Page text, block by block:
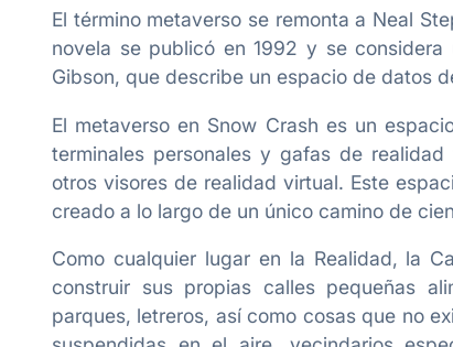
El término metaverso se remonta a Neal
novela se publicó en 1992 y se
Gibson, que describe un espacio de datos
El metaverso en Snow Crash es un
terminales personales y gafas de
otros visores de realidad virtual. Este
creado a lo largo de un único camino de
Como cualquier lugar en la Realidad, la
construir sus propias calles pequeñas
parques, letreros, así como cosas que no